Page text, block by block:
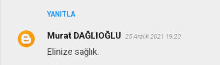
YANITLA
Murat DAĞLIOĞLU 25 Aralık 2021 19:20
Elinize sağlık.